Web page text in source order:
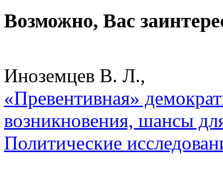
Возможно, Вас
Иноземцев В. Л.,
«Превентивная»
возникновения, шансы
Политические